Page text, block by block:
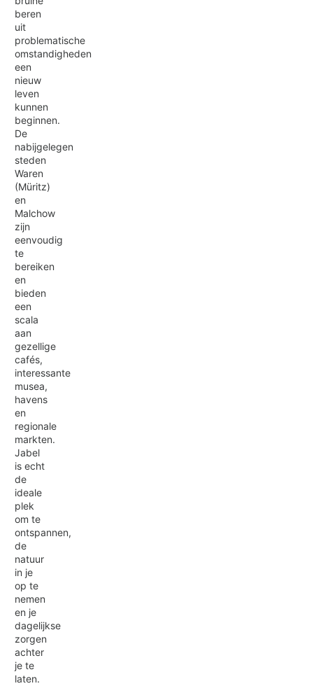
beren
uit
problematische
omstandigheden
een
nieuw
leven
kunnen
beginnen.
De
nabijgelegen
steden
Waren
(Müritz)
en
Malchow
zijn
eenvoudig
te
bereiken
en
bieden
een
scala
aan
gezellige
cafés,
interessante
musea,
havens
en
regionale
markten.
Jabel
is echt
de
ideale
plek
om te
ontspannen,
de
natuur
in je
op te
nemen
en je
dagelijkse
zorgen
achter
je te
laten.